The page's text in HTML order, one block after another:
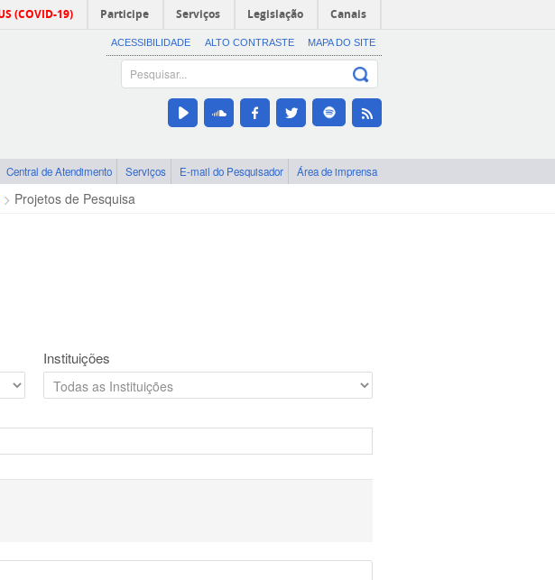
(COVID-19) Participe Serviços Legislação Canais
ACESSIBILIDADE ALTO CONTRASTE MAPA DO SITE
Central de Atendimento Serviços E-mail do Pesquisador Área de imprensa
Projetos de Pesquisa
Instituições